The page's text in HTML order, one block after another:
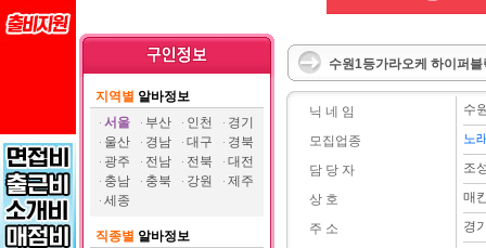
지역별 알바정보
서울
부산 인천
경기
울산
경남 대구
경북
광주
전남 전북
대전
충남
충북 강원
제주
세종
직종별 알바정보
수원1등가라오케 하이퍼
닉 네 임
모집업종
담 당 자
상 호
주 소
수
노
조
매
경